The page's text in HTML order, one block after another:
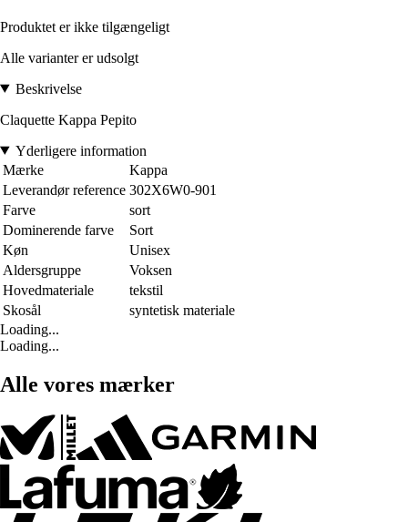
Produktet er ikke tilgængeligt
Alle varianter er udsolgt
Beskrivelse
Claquette Kappa Pepito
Yderligere information
Mærke
Kappa
Leverandør reference 302X6W0-901
Farve
sort
Dominerende farve
Sort
Køn
Unisex
Aldersgruppe
Voksen
Hovedmateriale
tekstil
Skosål
syntetisk materiale
Loading...
Loading...
Alle vores mærker